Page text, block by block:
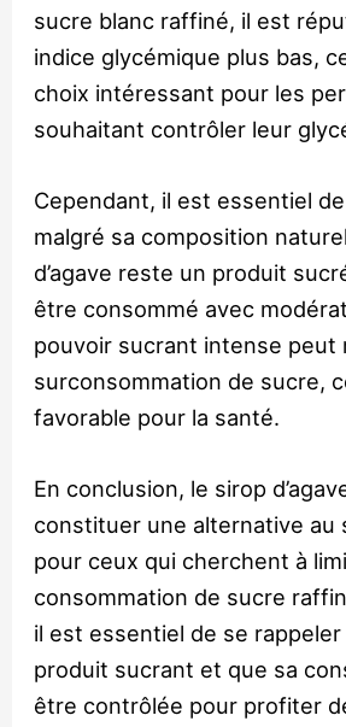
sucre blanc raffiné, il est
indice glycémique plus bas,
choix intéressant pour les
souhaitant contrôler leur
Cependant, il est essentiel
malgré sa composition
d’agave reste un produit
être consommé avec
pouvoir sucrant intense peut
surconsommation de sucre,
favorable pour la santé.
En conclusion, le sirop
constituer une alternative au
pour ceux qui cherchent à
consommation de sucre
il est essentiel de se rappeler
produit sucrant et que sa
être contrôlée pour profiter